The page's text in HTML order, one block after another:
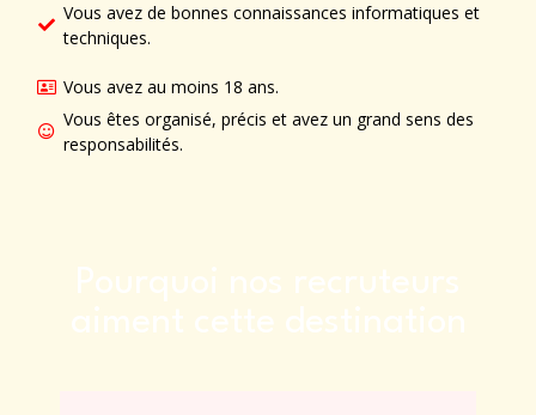
Vous avez de bonnes connaissances informatiques et
techniques.
Vous avez au moins 18 ans.
Vous êtes organisé, précis et avez un grand sens des
responsabilités.
Pourquoi nos recruteurs
aiment cette destination